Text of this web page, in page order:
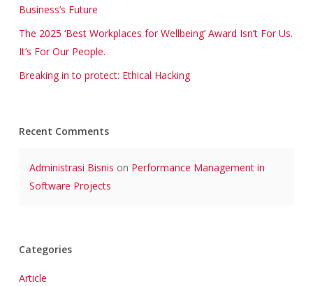
Business’s Future
The 2025 ‘Best Workplaces for Wellbeing’ Award Isn’t For Us.
It’s For Our People.
Breaking in to protect: Ethical Hacking
Recent Comments
Administrasi Bisnis on Performance Management in
Software Projects
Categories
Article